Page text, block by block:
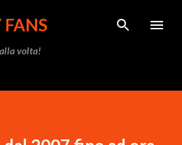
principali
volta!